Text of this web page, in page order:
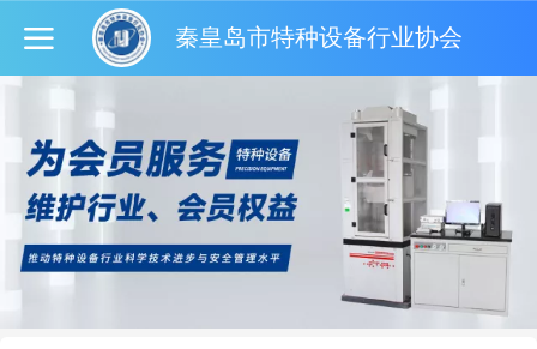
秦皇岛市特种设备行业协会